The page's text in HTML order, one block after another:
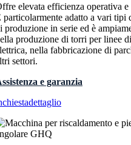
elevata efficienza operativa e
particolarmente adatto a vari tipi
produzione in serie ed è
produzione di torri per linee
nella fabbricazione di
settori.
e garanzia
dettaglio